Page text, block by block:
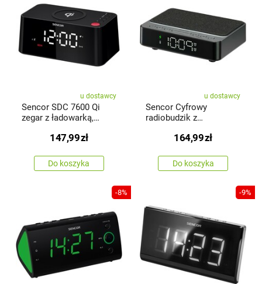
u dostawcy
Sencor SDC 7600 Qi
zegar z ładowarką,
147,99zł
Do koszyka
u dostawcy
Sencor Cyfrowy
radiobudzik z
164,99zł
Do koszyka
-8% -9%